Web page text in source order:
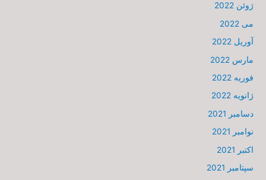
ژوئن 2022
می 2022
آوریل 2022
مارس 2022
فوریه 2022
ژانویه 2022
دسامبر 2021
نوامبر 2021
اکتبر 2021
سپتامبر 2021